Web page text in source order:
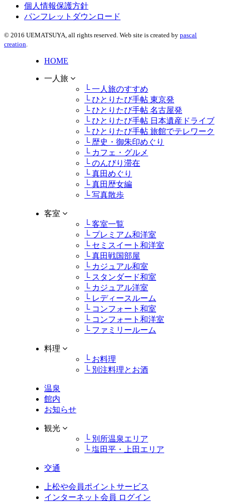
個人情報保護方針
パンフレットダウンロード
© 2016 UEMATSUYA, all rights reserved. Web site is created by pascal
creation
HOME
一人旅
└ 一人旅のすすめ
└ ひとりたび手帖 東京発
└ ひとりたび手帖 名古屋発
└ ひとりたび手帖 日本遺産ドライブ
└ ひとりたび手帖 旅館でテレワーク
└ 歴史・御朱印めぐり
└ カフェ・グルメ
└ のんびり滞在
└ 真田めぐり
└ 真田歴女編
└ 写真散歩
客室
└ 客室一覧
└ プレミアム和洋室
└ セミスイート和洋室
└ 真田戦国部屋
└ カジュアル和室
└ スタンダード和室
└ カジュアル洋室
└ レディースルーム
└ コンフォート和室
└ コンフォート和洋室
└ ファミリールーム
料理
└ お料理
└ 別注料理とお酒
温泉
館内
お知らせ
観光
└ 別所温泉エリア
└ 塩田平・上田エリア
交通
上松や会員ポイントサービス
インターネット会員 ログイン